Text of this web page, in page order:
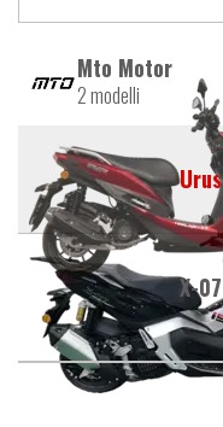
Mto Motor
2 modelli
Urus
X-07